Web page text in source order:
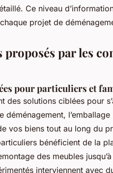
Ce niveau
projet de
par les
pour particuliers et
des solutions ciblées pour
vos biens tout au long du
bénéficient de la
des meubles jusqu’à
interviennent avec